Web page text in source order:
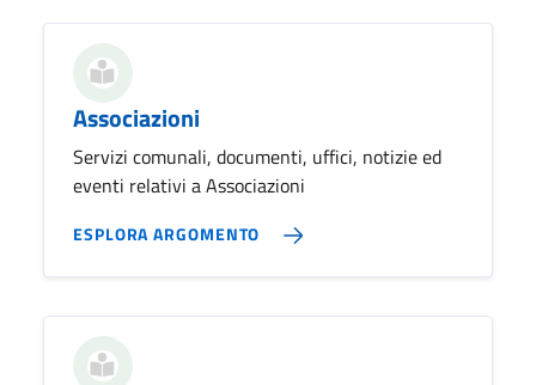
Associazioni
Servizi comunali, documenti, uffici, notizie ed
eventi relativi a Associazioni
ESPLORA ARGOMENTO